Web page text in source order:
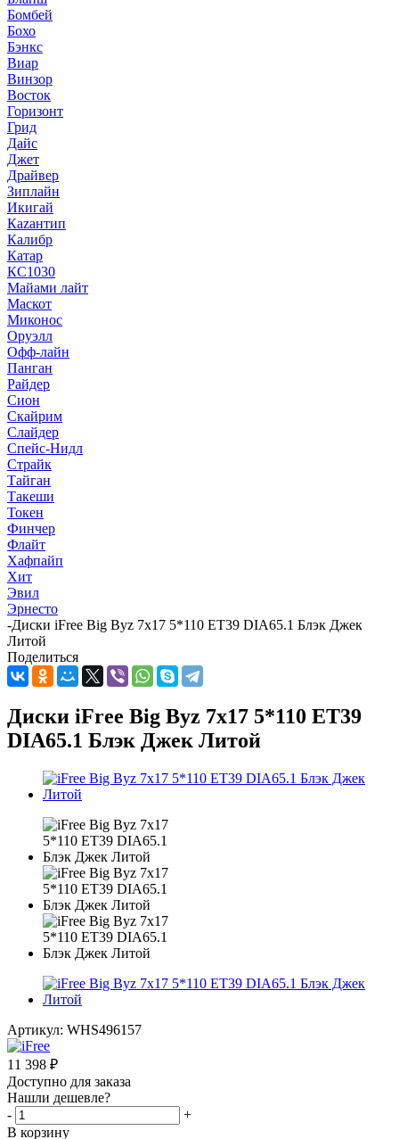
Бомбей
Бохо
Бэнкс
Виар
Винзор
Восток
Горизонт
Грид
Дайс
Джет
Драйвер
Зиплайн
Икигай
Кazaнтип
Калибр
Катар
КС1030
Майами лайт
Маскот
Миконос
Оруэлл
Офф-лайн
Панган
Райдер
Сион
Скайрим
Слайдер
Спейс-Нидл
Страйк
Тайган
Такеши
Токен
Финчер
Флайт
Хафпайп
Хит
Эвил
Эрнесто
-Диски iFree Big Byz 7x17 5*110 ET39 DIA65.1 Блэк Джек
Литой
Поделиться
Диски iFree Big Byz 7x17 5*110 ET39
DIA65.1 Блэк Джек Литой
Артикул: WHS496157
11 398 ₽
Доступно для заказа
Нашли дешевле?
-
+
В корзину